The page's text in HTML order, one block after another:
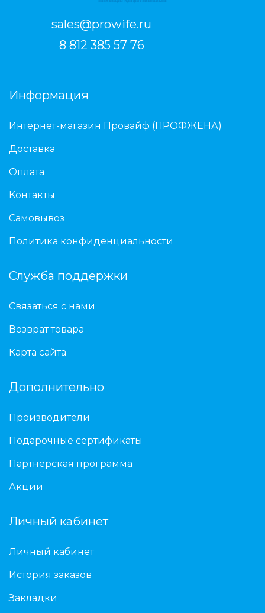
sales@prowife.ru
8 812 385 57 76
Информация
Интернет-магазин Провайф (ПРОФЖЕНА)
Доставка
Оплата
Контакты
Самовывоз
Политика конфиденциальности
Служба поддержки
Связаться с нами
Возврат товара
Карта сайта
Дополнительно
Производители
Подарочные сертификаты
Партнёрская программа
Акции
Личный кабинет
Личный кабинет
История заказов
Закладки